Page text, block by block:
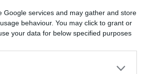
services and may gather and store
behaviour. You may click to grant or
your data for below specified purposes
nem is egy.
korábban
de hát az meg
és
az összes